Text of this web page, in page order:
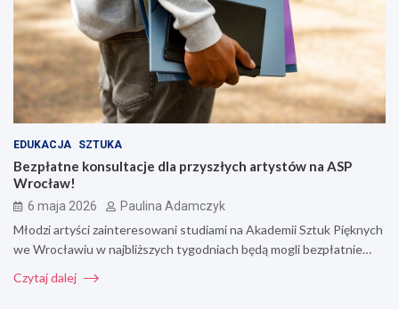
EDUKACJA SZTUKA
Bezpłatne konsultacje dla przyszłych artystów na ASP
Wrocław!
6 maja 2026 Paulina Adamczyk
Młodzi artyści zainteresowani studiami na Akademii Sztuk Pięknych
we Wrocławiu w najbliższych tygodniach będą mogli bezpłatnie…
Czytaj dalej